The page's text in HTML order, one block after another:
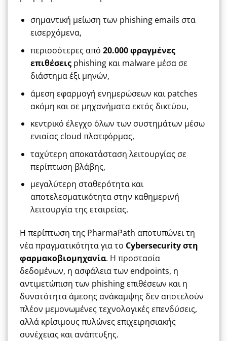
σημαντική μείωση των phishing emails στα
εισερχόμενα,
περισσότερες από 20.000 φραγμένες
επιθέσειςphishing και malware μέσα σε
διάστημα έξι μηνών,
άμεση εφαρμογή ενημερώσεων και patches
ακόμη και σε μηχανήματα εκτός δικτύου,
κεντρικό έλεγχο όλων των συστημάτων μέσω
ενιαίας cloud πλατφόρμας,
ταχύτερη αποκατάσταση λειτουργίας σε
περίπτωση βλάβης,
μεγαλύτερη σταθερότητα και
αποτελεσματικότητα στην καθημερινή
λειτουργία της εταιρείας.
Η περίπτωση της PharmaPath αποτυπώνει τη
νέα πραγματικότητα για το Cybersecurity στη
φαρμακοβιομηχανία. Η προστασία
δεδομένων, η ασφάλεια των endpoints, η
αντιμετώπιση των phishing επιθέσεων και η
δυνατότητα άμεσης ανάκαμψης δεν αποτελούν
πλέον μεμονωμένες τεχνολογικές επενδύσεις,
αλλά κρίσιμους πυλώνες επιχειρησιακής
συνέχειας και ανάπτυξης.